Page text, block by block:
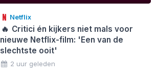
Netflix
🔥 Critici én kijkers niet mals voor
nieuwe Netflix-film: 'Een van de
slechtste ooit'
2 uur geleden